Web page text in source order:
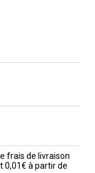
frais de livraison
0,01€ à partir de